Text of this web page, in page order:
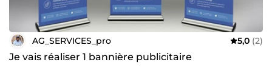
AG_SERVICES_pro 5,0 (2)
Je vais réaliser 1 bannière publicitaire